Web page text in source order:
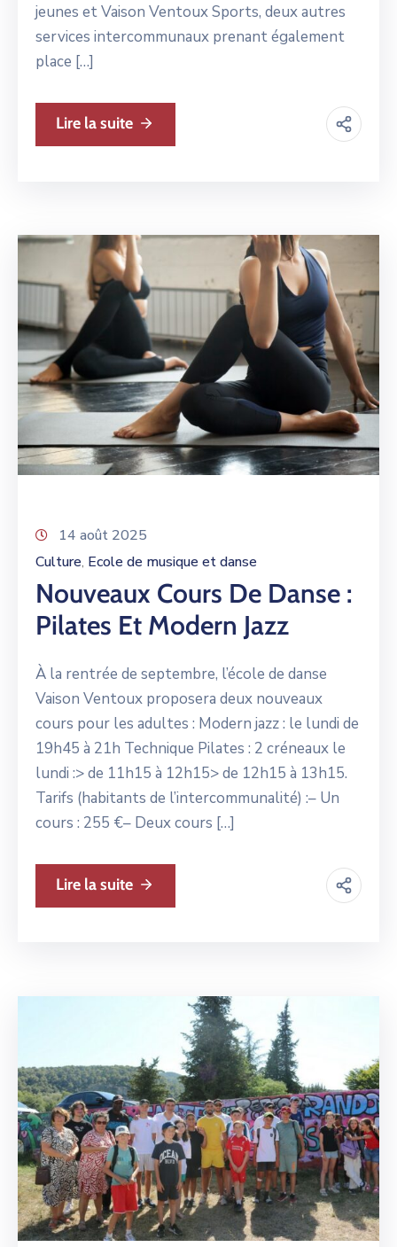
jeunes et Vaison Ventoux Sports, deux autres
services intercommunaux prenant également
place […]
Lire la suite
14 août 2025
Culture‚ Ecole de musique et danse
Nouveaux Cours De Danse :
Pilates Et Modern Jazz
À la rentrée de septembre, l’école de danse
Vaison Ventoux proposera deux nouveaux
cours pour les adultes : Modern jazz : le lundi de
19h45 à 21h Technique Pilates : 2 créneaux le
lundi :> de 11h15 à 12h15> de 12h15 à 13h15.
Tarifs (habitants de l’intercommunalité) :– Un
cours : 255 €– Deux cours […]
Lire la suite